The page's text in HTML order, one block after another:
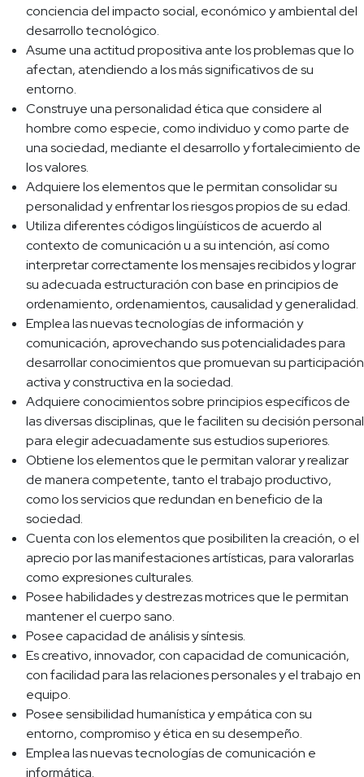
conciencia del impacto social, económico y ambiental del
desarrollo tecnológico.
Asume una actitud propositiva ante los problemas que lo
afectan, atendiendo a los más significativos de su
entorno.
Construye una personalidad ética que considere al
hombre como especie, como individuo y como parte de
una sociedad, mediante el desarrollo y fortalecimiento de
los valores.
Adquiere los elementos que le permitan consolidar su
personalidad y enfrentar los riesgos propios de su edad.
Utiliza diferentes códigos lingüísticos de acuerdo al
contexto de comunicación u a su intención, así como
interpretar correctamente los mensajes recibidos y lograr
su adecuada estructuración con base en principios de
ordenamiento, ordenamientos, causalidad y generalidad.
Emplea las nuevas tecnologías de información y
comunicación, aprovechando sus potencialidades para
desarrollar conocimientos que promuevan su participación
activa y constructiva en la sociedad.
Adquiere conocimientos sobre principios específicos de
las diversas disciplinas, que le faciliten su decisión personal
para elegir adecuadamente sus estudios superiores.
Obtiene los elementos que le permitan valorar y realizar
de manera competente, tanto el trabajo productivo,
como los servicios que redundan en beneficio de la
sociedad.
Cuenta con los elementos que posibiliten la creación, o el
aprecio por las manifestaciones artísticas, para valorarlas
como expresiones culturales.
Posee habilidades y destrezas motrices que le permitan
mantener el cuerpo sano.
Posee capacidad de análisis y síntesis.
Es creativo, innovador, con capacidad de comunicación,
con facilidad para las relaciones personales y el trabajo en
equipo.
Posee sensibilidad humanística y empática con su
entorno, compromiso y ética en su desempeño.
Emplea las nuevas tecnologías de comunicación e
informática.